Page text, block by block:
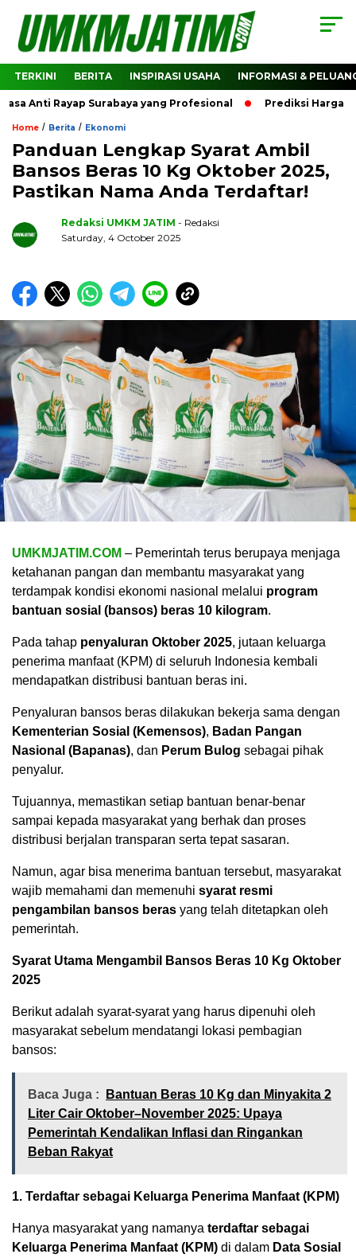
TERKINI BERITA INSPIRASI USAHA INFORMASI &
Anti Rayap Surabaya yang Profesional Prediksi Harga
Home / Berita / Ekonomi
Panduan Lengkap Syarat Ambil
Bansos Beras 10 Kg Oktober 2025,
Pastikan Nama Anda Terdaftar!
Redaksi UMKM JATIM - Redaksi
Saturday, 4 October 2025
UMKMJATIM.COM – Pemerintah terus berupaya menjaga
ketahanan pangan dan membantu masyarakat yang
terdampak kondisi ekonomi nasional melalui program
bantuan sosial (bansos) beras 10 kilogram.
Pada tahap penyaluran Oktober 2025, jutaan keluarga
penerima manfaat (KPM) di seluruh Indonesia kembali
mendapatkan distribusi bantuan beras ini.
Penyaluran bansos beras dilakukan bekerja sama dengan
Kementerian Sosial (Kemensos), Badan Pangan
Nasional (Bapanas), dan Perum Bulog sebagai pihak
penyalur.
Tujuannya, memastikan setiap bantuan benar-benar
sampai kepada masyarakat yang berhak dan proses
distribusi berjalan transparan serta tepat sasaran.
Namun, agar bisa menerima bantuan tersebut, masyarakat
wajib memahami dan memenuhi syarat resmi
pengambilan bansos beras yang telah ditetapkan oleh
pemerintah.
Syarat Utama Mengambil Bansos Beras 10 Kg Oktober
2025
Berikut adalah syarat-syarat yang harus dipenuhi oleh
masyarakat sebelum mendatangi lokasi pembagian
bansos:
Baca Juga :
Bantuan Beras 10 Kg dan Minyakita 2
Liter Cair Oktober–November 2025: Upaya
Pemerintah Kendalikan Inflasi dan Ringankan
Beban Rakyat
1. Terdaftar sebagai Keluarga Penerima Manfaat (KPM)
Hanya masyarakat yang namanya terdaftar sebagai
Keluarga Penerima Manfaat (KPM) di dalam Data Sosial